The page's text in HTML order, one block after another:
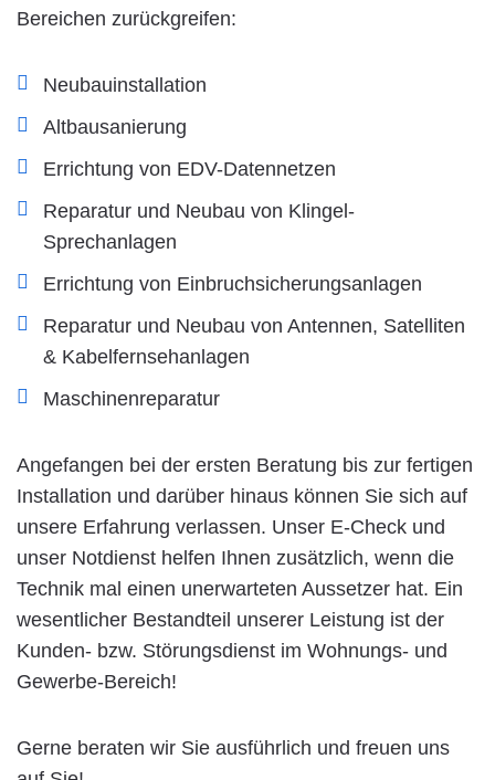
Bereichen zurückgreifen:
Neubauinstallation
Altbausanierung
Errichtung von EDV-Datennetzen
Reparatur und Neubau von Klingel-
Sprechanlagen
Errichtung von Einbruchsicherungsanlagen
Reparatur und Neubau von Antennen, Satelliten
& Kabelfernsehanlagen
Maschinenreparatur
Angefangen bei der ersten Beratung bis zur fertigen
Installation und darüber hinaus können Sie sich auf
unsere Erfahrung verlassen. Unser E-Check und
unser Notdienst helfen Ihnen zusätzlich, wenn die
Technik mal einen unerwarteten Aussetzer hat. Ein
wesentlicher Bestandteil unserer Leistung ist der
Kunden- bzw. Störungsdienst im Wohnungs- und
Gewerbe-Bereich!
Gerne beraten wir Sie ausführlich und freuen uns